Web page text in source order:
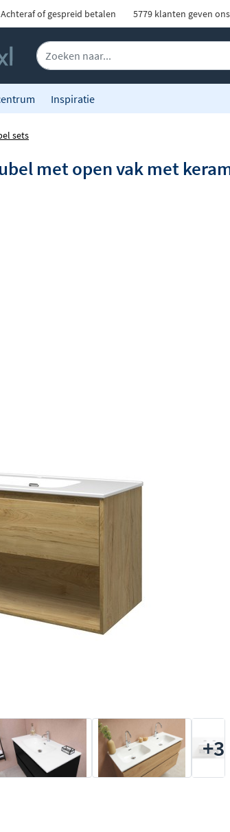
Achteraf of gespreid betalen 5779 klanten geven
Inspiratie
sets
met open vak met
+3